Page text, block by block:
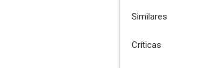
Similares
Críticas